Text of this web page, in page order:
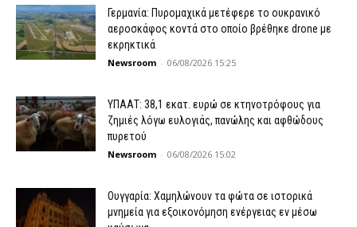
Γερμανία: Πυρομαχικά μετέφερε το ουκρανικό
αεροσκάφος κοντά στο οποίο βρέθηκε drone με
εκρηκτικά
Newsroom - 06/08/2026 15:25
ΥΠΑΑΤ: 38,1 εκατ. ευρώ σε κτηνοτρόφους για
ζημιές λόγω ευλογιάς, πανώλης και αφθώδους
πυρετού
Newsroom - 06/08/2026 15:02
Ουγγαρία: Χαμηλώνουν τα φώτα σε ιστορικά
μνημεία για εξοικονόμηση ενέργειας εν μέσω